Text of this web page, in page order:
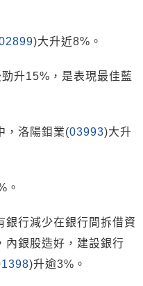
)大升近8%。
升15%，是表現最佳藍
，洛陽鉬業(03993)大升
。
銀行減少在銀行間拆借資
內銀股造好，建設銀行
)升逾3%。